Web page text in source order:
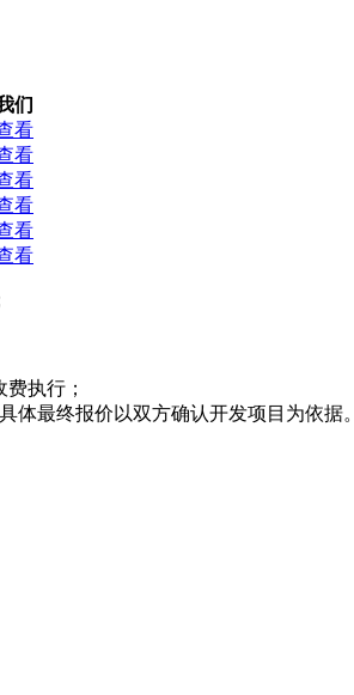
们
看
看
看
看
看
看
执行；
最终报价以双方确认开发项目为依据。